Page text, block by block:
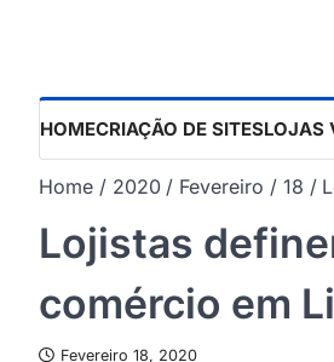
HOMECRIAÇÃO DE SITESLOJAS
Home 2020 Fevereiro 18
Lojistas
comércio em
Fevereiro 18, 2020